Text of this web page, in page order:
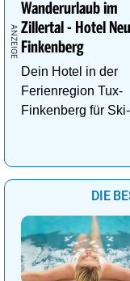
Wanderurlaub im
Zillertal - Hotel
Finkenberg
Dein Hotel in der
Ferienregion Tux-
Finkenberg für
DIE